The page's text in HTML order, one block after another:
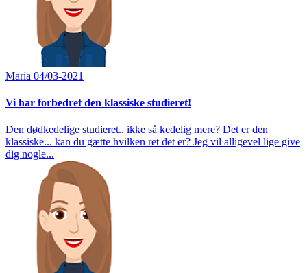
Maria 04/03-2021
Vi har forbedret den klassiske studieret!
Den dødkedelige studieret.. ikke så kedelig mere? Det er den
klassiske... kan du gætte hvilken ret det er? Jeg vil alligevel lige give
dig nogle...